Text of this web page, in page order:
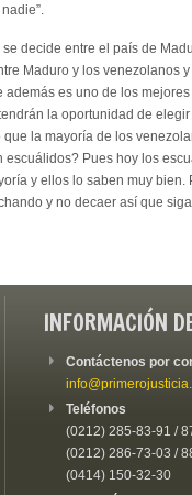
decide entre el país de
Maduro y los venezolanos
es uno de los
la oportunidad de
la mayoría de los
Pues hoy los
y ellos lo saben muy
y no decaer así que
INFORMACIÓN
Contáctenos por
Teléfonos
(0212) 285-83-91 /
(0212) 286-73-03 /
(0414) 150-32-30